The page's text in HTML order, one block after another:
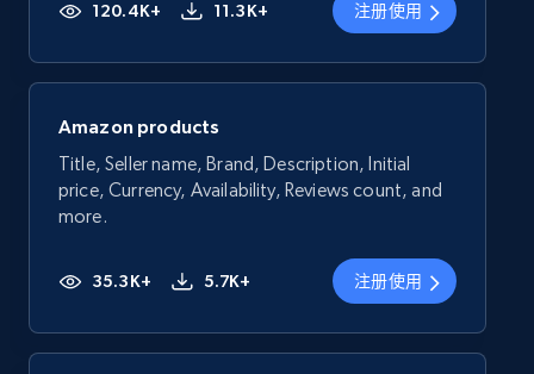
120.4K+ 11.3K+ 注册使用
Amazon products
Title, Seller name, Brand, Description, Initial
price, Currency, Availability, Reviews count, and
more.
35.3K+ 5.7K+ 注册使用